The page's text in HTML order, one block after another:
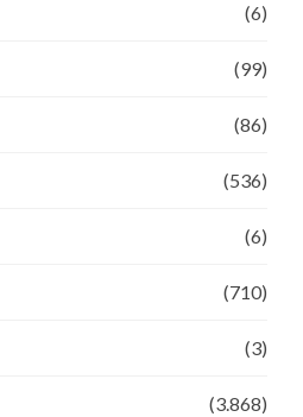
(6)
(99)
(86)
(536)
(6)
(710)
(3)
(3.868)